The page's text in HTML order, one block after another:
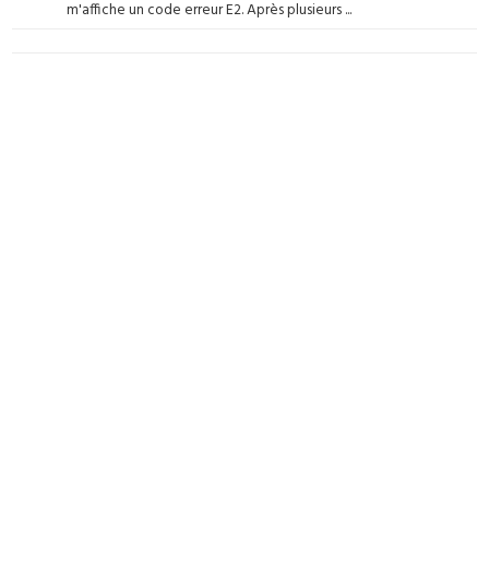
m'affiche un code erreur E2. Après plusieurs ...